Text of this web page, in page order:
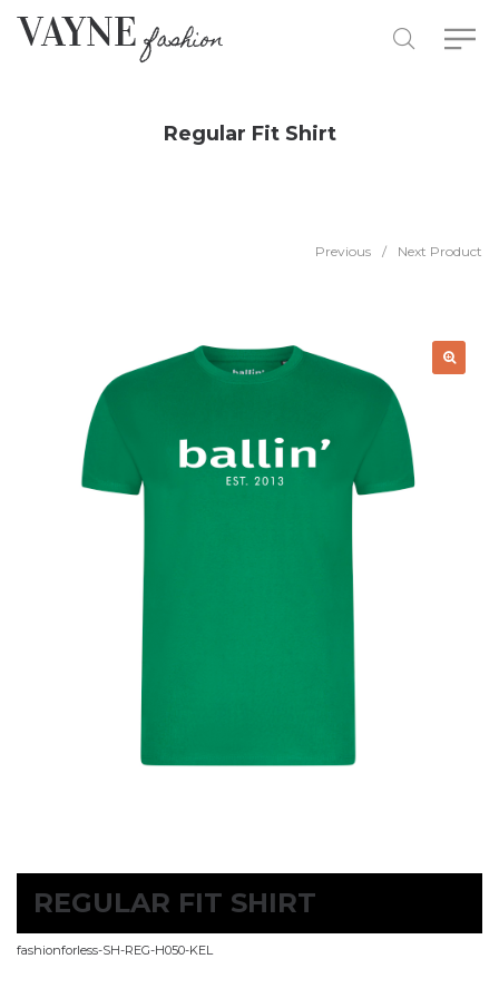
Regular Fit Shirt
Previous / Next Product
REGULAR FIT SHIRT
fashionforless-SH-REG-H050-KEL